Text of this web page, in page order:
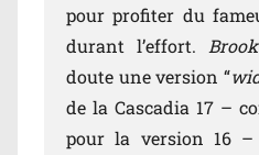
pour profiter du
durant l’effort.
doute une version “
de la Cascadia 17 –
pour la version 16 –